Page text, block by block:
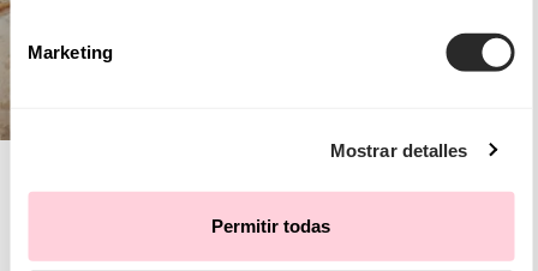
Marketing
Mostrar detalles
Permitir todas